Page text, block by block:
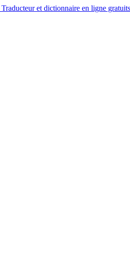
Traducteur et dictionnaire en ligne gratuits